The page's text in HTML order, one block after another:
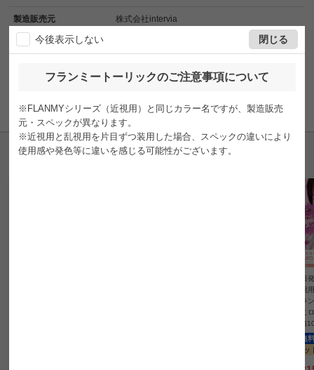
フランミートーリックのご注意事項について
※FLANMYシリーズ（近視用）と同じカラー名ですが、製造販売
元・スペックが異なります。
※近視用と乱視用を片目ずつ装用した場合、スペックの違いにより
使用感や発色等に違いを感じる可能性がございます。
今後表示しない 閉じる
製造販売元 株式会社intervia
ご使用の際は眼科医に相談の上、
商品についてのお問い合わせ
【即日
【乱視
C フラ
きなこ
0°(1箱
送料無
UVカッ